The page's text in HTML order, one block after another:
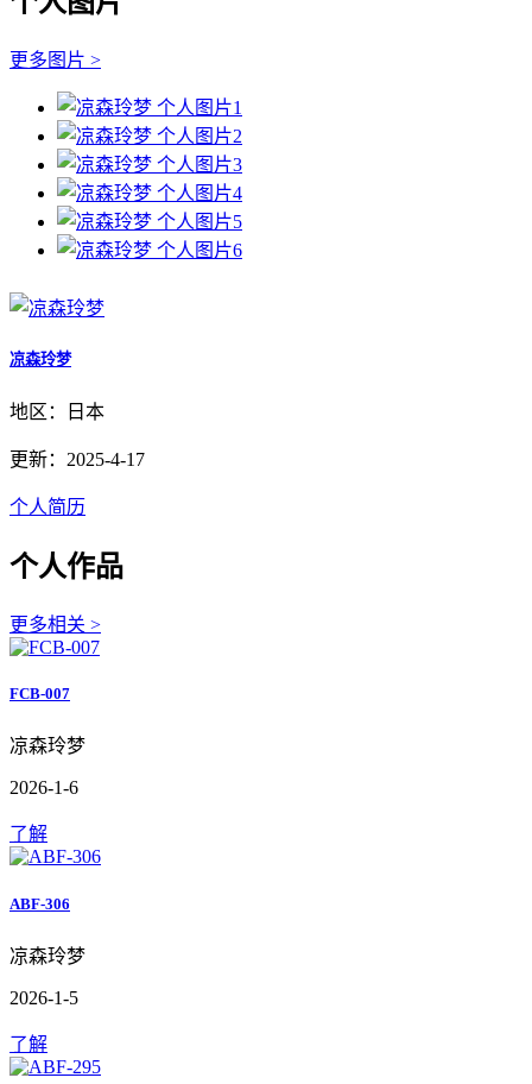
更多图片 >
凉森玲梦
地区：日本
更新：2025-4-17
个人简历
个人作品
更多相关 >
FCB-007
凉森玲梦
2026-1-6
了解
ABF-306
凉森玲梦
2026-1-5
了解